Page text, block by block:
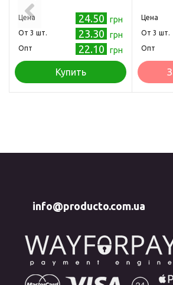
Цена 24.50 грн
Oт 3 шт. 23.30 грн
Опт 22.10 грн
Купить
Цена
Oт 3 шт.
Опт
info@producto.com.ua